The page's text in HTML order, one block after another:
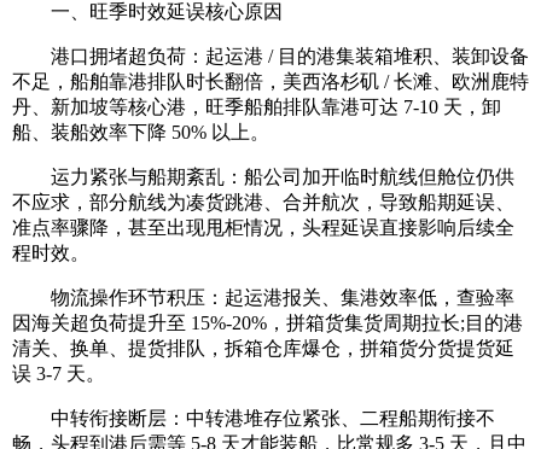
一、旺季时效延误核心原因
港口拥堵超负荷：起运港 / 目的港集装箱堆积、装卸设备
不足，船舶靠港排队时长翻倍，美西洛杉矶 / 长滩、欧洲鹿特
丹、新加坡等核心港，旺季船舶排队靠港可达 7-10 天，卸
船、装船效率下降 50% 以上。
运力紧张与船期紊乱：船公司加开临时航线但舱位仍供
不应求，部分航线为凑货跳港、合并航次，导致船期延误、
准点率骤降，甚至出现甩柜情况，头程延误直接影响后续全
程时效。
物流操作环节积压：起运港报关、集港效率低，查验率
因海关超负荷提升至 15%-20%，拼箱货集货周期拉长;目的港
清关、换单、提货排队，拆箱仓库爆仓，拼箱货分货提货延
误 3-7 天。
中转衔接断层：中转港堆存位紧张、二程船期衔接不
畅，头程到港后需等 5-8 天才能装船，比常规多 3-5 天，且中